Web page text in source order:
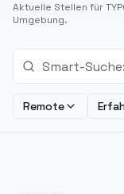
Aktuelle Stellen für
Umgebung.
Remote